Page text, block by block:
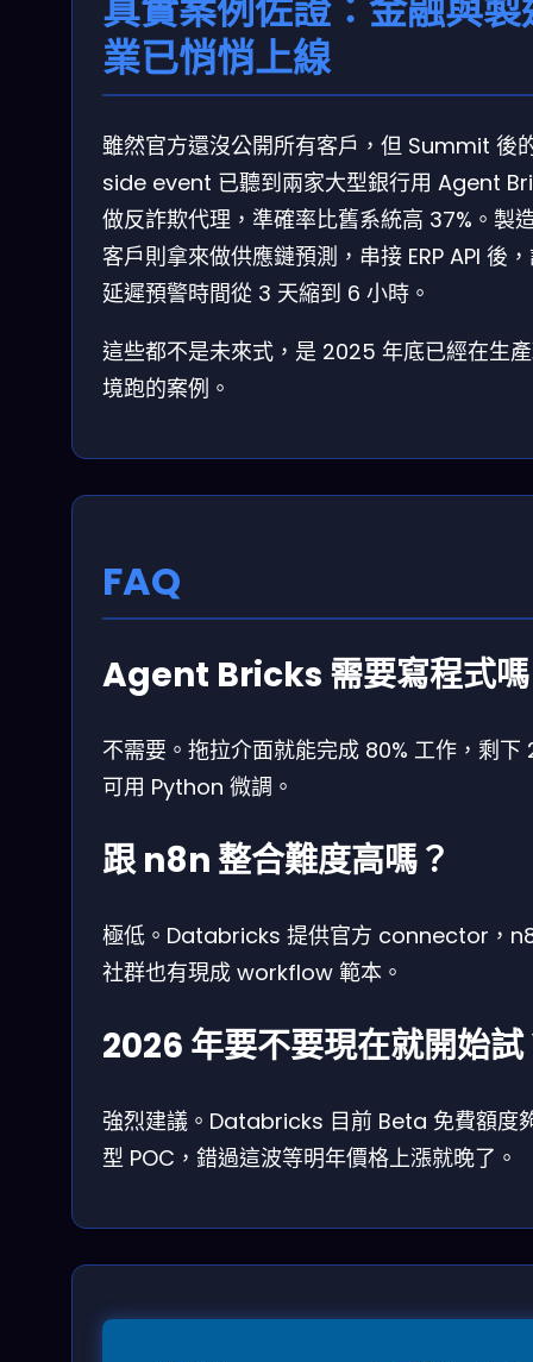
業已悄悄上線
雖然官方還沒公開所有客戶，但 Summit 後
side event 已聽到兩家大型銀行用 Agent
做反詐欺代理，準確率比舊系統高 37%。製
客戶則拿來做供應鏈預測，串接 ERP API 後
延遲預警時間從 3 天縮到 6 小時。
這些都不是未來式，是 2025 年底已經在生
境跑的案例。
FAQ
Agent Bricks 需要寫程式
不需要。拖拉介面就能完成 80% 工作，剩下
可用 Python 微調。
跟 n8n 整合難度高嗎？
極低。Databricks 提供官方 connector，
社群也有現成 workflow 範本。
2026 年要不要現在就開始試
強烈建議。Databricks 目前 Beta 免費額度
型 POC，錯過這波等明年價格上漲就晚了。